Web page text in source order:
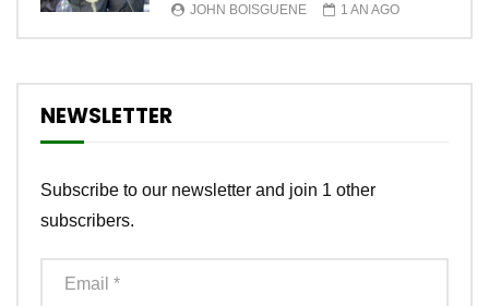
JOHN BOISGUENE 1 AN AGO
NEWSLETTER
Subscribe to our newsletter and join 1 other
subscribers.